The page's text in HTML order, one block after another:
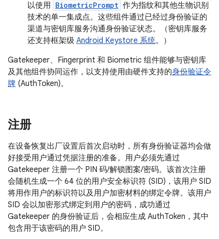
以使用 BiometricPrompt 作为指纹和其他生物识别
技术的单一集成点。这些组件通过已经过身份验证的
渠道与密钥库服务沟通身份验证状态。（密钥库服务
还支持框架级 Android Keystore 系统。）
Gatekeeper、Fingerprint 和 Biometric 组件能够与密钥库
及其他组件协同运作，以支持使用由硬件支持的身份验证令
牌 (AuthToken)。
注册
在设备恢复出厂设置后首次启动时，所有身份验证器均会做
好接受用户通过凭据注册的准备。用户必须先通过
Gatekeeper 注册一个 PIN 码/解锁图案/密码。该首次注册
会随机生成一个 64 位的用户安全标识符 (SID)，该用户 SID
将用作用户的标识符以及用户加密材料的绑定令牌。该用户
SID 会以加密形式绑定到用户的密码，成功通过
Gatekeeper 的身份验证后，会相应生成 AuthToken，其中
包含用于该密码的用户 SID。